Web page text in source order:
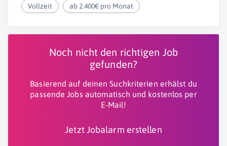
Vollzeit ab 2.400€ pro Monat
Noch nicht den richtigen Job
gefunden?
Basierend auf deinen Suchkriterien erhälst du
passende Jobs automatisch und kostenlos per
E-Mail!
Jetzt Jobalarm erstellen